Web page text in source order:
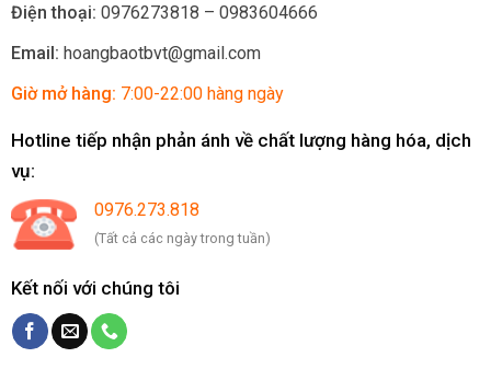
Điện thoại: 0976273818 – 0983604666
Email: hoangbaotbvt@gmail.com
Giờ mở hàng: 7:00-22:00 hàng ngày
Hotline tiếp nhận phản ánh về chất lượng hàng hóa, dịch
vụ:
0976.273.818
(Tất cả các ngày trong tuần)
Kết nối với chúng tôi